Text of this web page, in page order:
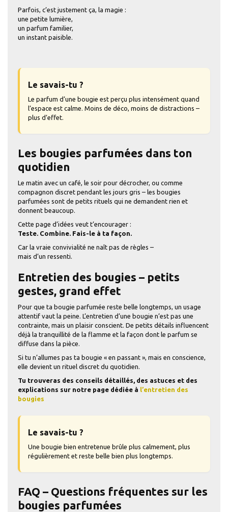
Parfois, c’est justement ça, la magie :
une petite lumière,
un parfum familier,
un instant paisible.
Le savais-tu ?
Le parfum d’une bougie est perçu plus intensément quand
l’espace est calme. Moins de déco, moins de distractions –
plus d’effet.
Les bougies parfumées dans ton
quotidien
Le matin avec un café, le soir pour décrocher, ou comme
compagnon discret pendant les jours gris – les bougies
parfumées sont de petits rituels qui ne demandent rien et
donnent beaucoup.
Cette page d’idées veut t’encourager :
Teste. Combine. Fais-le à ta façon.
Car la vraie convivialité ne naît pas de règles –
mais d’un ressenti.
Entretien des bougies – petits
gestes, grand effet
Pour que ta bougie parfumée reste belle longtemps, un usage
attentif vaut la peine. L’entretien d’une bougie n’est pas une
contrainte, mais un plaisir conscient. De petits détails influencent
déjà la tranquillité de la flamme et la façon dont le parfum se
diffuse dans la pièce.
Si tu n’allumes pas ta bougie « en passant », mais en conscience,
elle devient un rituel discret du quotidien.
Tu trouveras des conseils détaillés, des astuces et des
explications sur notre page dédiée à l’entretien des
bougies
Le savais-tu ?
Une bougie bien entretenue brûle plus calmement, plus
régulièrement et reste belle bien plus longtemps.
FAQ – Questions fréquentes sur les
bougies parfumées